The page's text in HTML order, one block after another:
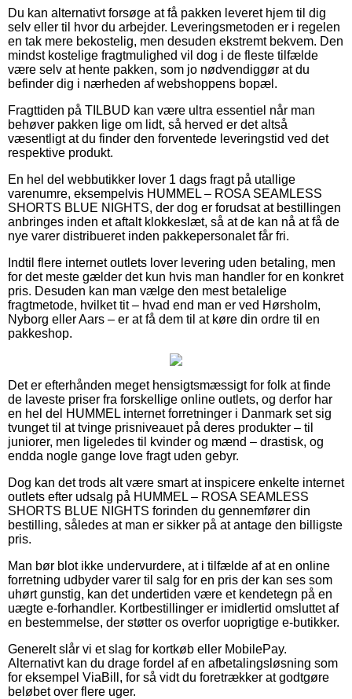
Du kan alternativt forsøge at få pakken leveret hjem til dig
selv eller til hvor du arbejder. Leveringsmetoden er i regelen
en tak mere bekostelig, men desuden ekstremt bekvem. Den
mindst kostelige fragtmulighed vil dog i de fleste tilfælde
være selv at hente pakken, som jo nødvendiggør at du
befinder dig i nærheden af webshoppens bopæl.
Fragttiden på TILBUD kan være ultra essentiel når man
behøver pakken lige om lidt, så herved er det altså
væsentligt at du finder den forventede leveringstid ved det
respektive produkt.
En hel del webbutikker lover 1 dags fragt på utallige
varenumre, eksempelvis HUMMEL – ROSA SEAMLESS
SHORTS BLUE NIGHTS, der dog er forudsat at bestillingen
anbringes inden et aftalt klokkeslæt, så at de kan nå at få de
nye varer distribueret inden pakkepersonalet får fri.
Indtil flere internet outlets lover levering uden betaling, men
for det meste gælder det kun hvis man handler for en konkret
pris. Desuden kan man vælge den mest betalelige
fragtmetode, hvilket tit – hvad end man er ved Hørsholm,
Nyborg eller Aars – er at få dem til at køre din ordre til en
pakkeshop.
Det er efterhånden meget hensigtsmæssigt for folk at finde
de laveste priser fra forskellige online outlets, og derfor har
en hel del HUMMEL internet forretninger i Danmark set sig
tvunget til at tvinge prisniveauet på deres produkter – til
juniorer, men ligeledes til kvinder og mænd – drastisk, og
endda nogle gange love fragt uden gebyr.
Dog kan det trods alt være smart at inspicere enkelte internet
outlets efter udsalg på HUMMEL – ROSA SEAMLESS
SHORTS BLUE NIGHTS forinden du gennemfører din
bestilling, således at man er sikker på at antage den billigste
pris.
Man bør blot ikke undervurdere, at i tilfælde af at en online
forretning udbyder varer til salg for en pris der kan ses som
uhørt gunstig, kan det undertiden være et kendetegn på en
uægte e-forhandler. Kortbestillinger er imidlertid omsluttet af
en bestemmelse, der støtter os overfor uoprigtige e-butikker.
Generelt slår vi et slag for kortkøb eller MobilePay.
Alternativt kan du drage fordel af en afbetalingsløsning som
for eksempel ViaBill, for så vidt du foretrækker at godtgøre
beløbet over flere uger.